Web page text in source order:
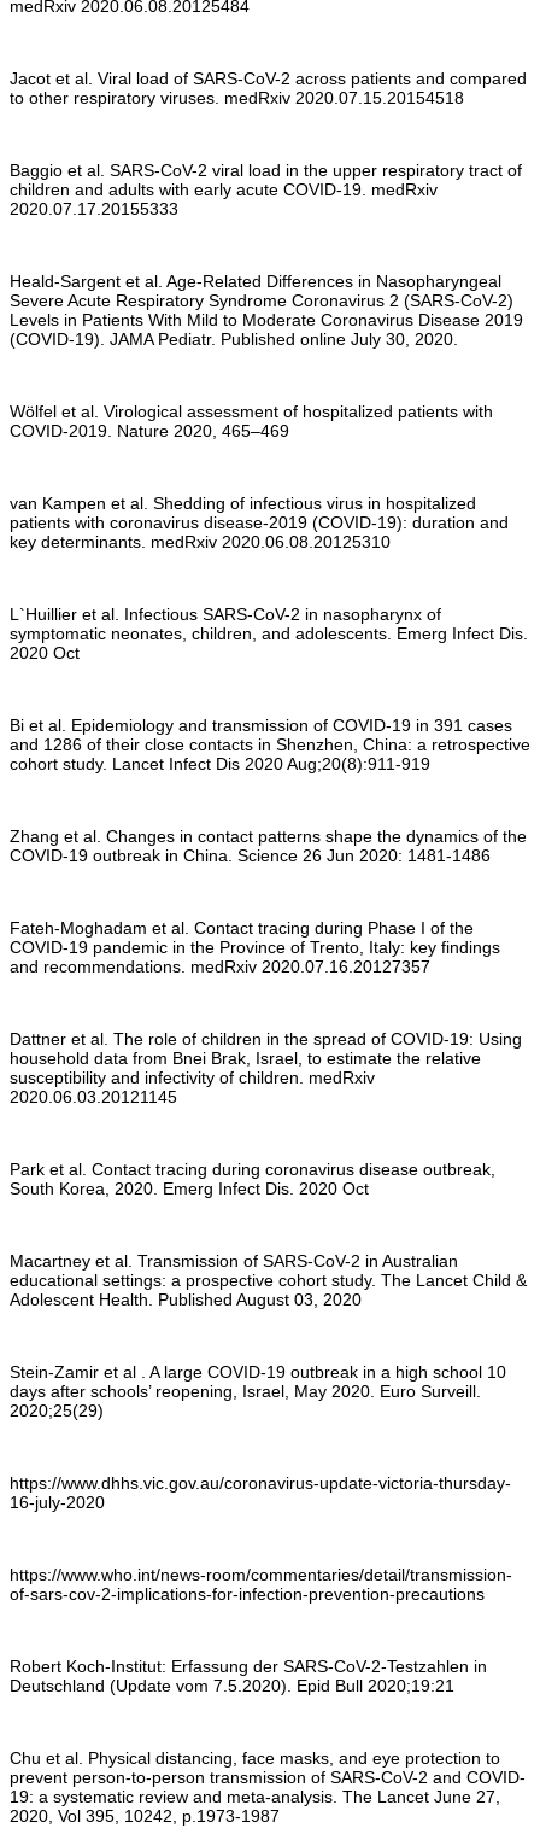
medRxiv 2020.06.08.20125484
Jacot et al. Viral load of SARS-CoV-2 across patients and compared
to other respiratory viruses. medRxiv 2020.07.15.20154518
Baggio et al. SARS-CoV-2 viral load in the upper respiratory tract of
children and adults with early acute COVID-19. medRxiv
2020.07.17.20155333
Heald-Sargent et al. Age-Related Differences in Nasopharyngeal
Severe Acute Respiratory Syndrome Coronavirus 2 (SARS-CoV-2)
Levels in Patients With Mild to Moderate Coronavirus Disease 2019
(COVID-19). JAMA Pediatr. Published online July 30, 2020.
Wölfel et al. Virological assessment of hospitalized patients with
COVID-2019. Nature 2020, 465–469
van Kampen et al. Shedding of infectious virus in hospitalized
patients with coronavirus disease-2019 (COVID-19): duration and
key determinants. medRxiv 2020.06.08.20125310
L`Huillier et al. Infectious SARS-CoV-2 in nasopharynx of
symptomatic neonates, children, and adolescents. Emerg Infect Dis.
2020 Oct
Bi et al. Epidemiology and transmission of COVID-19 in 391 cases
and 1286 of their close contacts in Shenzhen, China: a retrospective
cohort study. Lancet Infect Dis 2020 Aug;20(8):911-919
Zhang et al. Changes in contact patterns shape the dynamics of the
COVID-19 outbreak in China. Science 26 Jun 2020: 1481-1486
Fateh-Moghadam et al. Contact tracing during Phase I of the
COVID-19 pandemic in the Province of Trento, Italy: key findings
and recommendations. medRxiv 2020.07.16.20127357
Dattner et al. The role of children in the spread of COVID-19: Using
household data from Bnei Brak, Israel, to estimate the relative
susceptibility and infectivity of children. medRxiv
2020.06.03.20121145
Park et al. Contact tracing during coronavirus disease outbreak,
South Korea, 2020. Emerg Infect Dis. 2020 Oct
Macartney et al. Transmission of SARS-CoV-2 in Australian
educational settings: a prospective cohort study. The Lancet Child &
Adolescent Health. Published August 03, 2020
Stein-Zamir et al . A large COVID-19 outbreak in a high school 10
days after schools’ reopening, Israel, May 2020. Euro Surveill.
2020;25(29)
https://www.dhhs.vic.gov.au/coronavirus-update-victoria-thursday-
16-july-2020
https://www.who.int/news-room/commentaries/detail/transmission-
of-sars-cov-2-implications-for-infection-prevention-precautions
Robert Koch-Institut: Erfassung der SARS-CoV-2-Testzahlen in
Deutschland (Update vom 7.5.2020). Epid Bull 2020;19:21
Chu et al. Physical distancing, face masks, and eye protection to
prevent person-to-person transmission of SARS-CoV-2 and COVID-
19: a systematic review and meta-analysis. The Lancet June 27,
2020, Vol 395, 10242, p.1973-1987